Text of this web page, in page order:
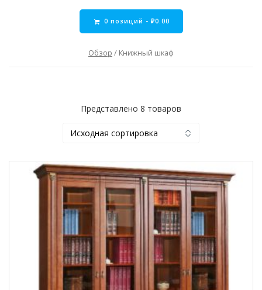
0 позиций - ₽0.00
Обзор / Книжный шкаф
Представлено 8 товаров